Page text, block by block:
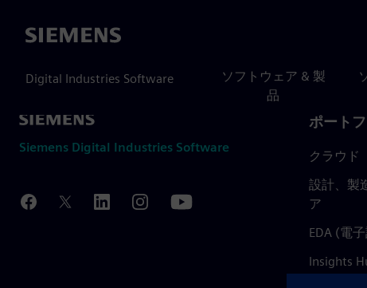
Siemens
Digital Industries Software
ソフトウェア & 製
品
Siemens Digital Industries Software
ポート
クラウド
設計、製
ア
EDA (電
Insights